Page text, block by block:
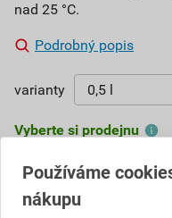
nad 25 °C.
Podrobný popis
varianty
Vyberte si prodejnu
Používáme
nákupu